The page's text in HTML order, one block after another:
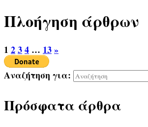
Πλοήγηση άρθρων
1 234 … 13»
Αναζήτηση για:
Πρόσφατα άρθρα